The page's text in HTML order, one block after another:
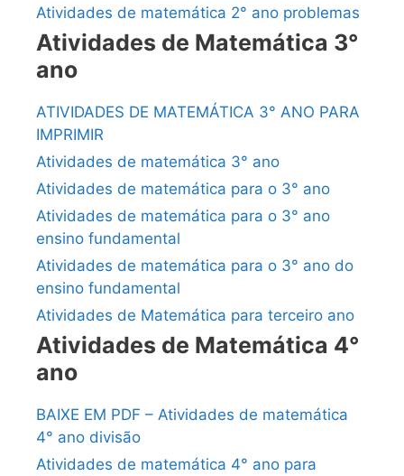
Atividades de matemática 2° ano problemas
Atividades de Matemática 3°
ano
ATIVIDADES DE MATEMÁTICA 3° ANO PARA
IMPRIMIR
Atividades de matemática 3° ano
Atividades de matemática para o 3° ano
Atividades de matemática para o 3° ano
ensino fundamental
Atividades de matemática para o 3° ano do
ensino fundamental
Atividades de Matemática para terceiro ano
Atividades de Matemática 4°
ano
BAIXE EM PDF – Atividades de matemática
4° ano divisão
Atividades de matemática 4° ano para